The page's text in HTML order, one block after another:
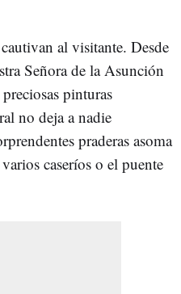
al visitante. Desde
Señora de la Asunción
pinturas
no deja a nadie
praderas asoma
caseríos o el puente